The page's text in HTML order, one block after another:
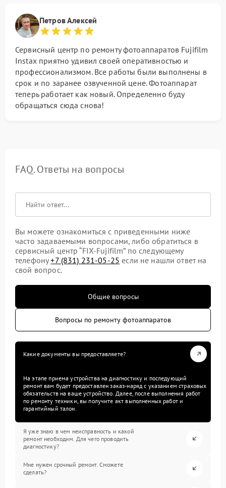
Петров Алексей
Сервисный центр по ремонту фотоаппаратов Fujifilm
Instax приятно удивил своей оперативностью и
профессионализмом. Все работы были выполнены в
срок и по заранее озвученной цене. Фотоаппарат
теперь работает как новый. Определенно буду
обращаться сюда снова!
FAQ. Ответы на вопросы
Вы можете ознакомиться с приведенными ниже
часто задаваемыми вопросами, либо обратиться в
сервисный центр “FIX-Fujifilm” по следующему
телефону+7 (831) 231-05-25 если не нашли ответ на
свой вопрос.
Общие вопросы
Вопросы по ремонту фотоаппаратов
Какие документы вы предоставляете?
На этапе приема устройства на диагностику и последующий
ремонт вам будет предоставлен заказ-наряд с указанием страховых
обязательств на ваше устройство. Далее, после выполнения работ
по ремонту техники, вы получите акт выполненных работ и
гарантийный талон.
Я уже знаю в чем неисправность и какой
ремонт необходим. Для чего проводить
диагностику?
Мне нужен срочный ремонт. Сможете
сделать?